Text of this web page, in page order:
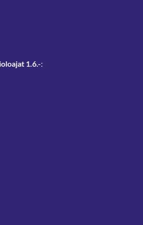
1.6.-: